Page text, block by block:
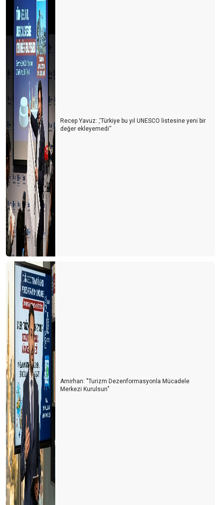
Ekonomi Corona tanımaz
Kötünün daha kötüsü de varmış
Herkes bir gün Otelci olacak
Banka Otel Acente çıkmazı
FVW Workshop İstanbul’da yapıldı
Şimdi Tam Zamanı
Anadolu’nun zenginlikleri
Başarının yolu
VEFA, HEM İYİ HEM DE KÖTÜ GÜNDE !!!
Recep Yavuz: ‚‘Türkiye bu yıl UNESCO listesine yeni bir
değer ekleyemedi‘‘
Amirhan: "Turizm Dezenformasyonla Mücadele
Merkezi Kurulsun’’